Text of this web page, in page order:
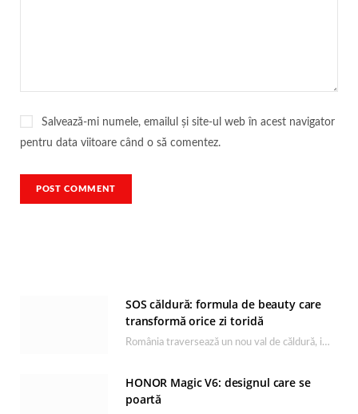
Salvează-mi numele, emailul și site-ul web în acest navigator
pentru data viitoare când o să comentez.
SOS căldură: formula de beauty care
transformă orice zi toridă
România traversează un nou val de căldură, iar rutina de îngrijire capătă un rol esențial…
HONOR Magic V6: designul care se
poartă